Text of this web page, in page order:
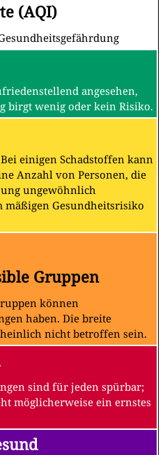
(AQI)
angesehen,
birgt wenig oder kein Risiko.
einigen Schadstoffen kann
Anzahl von Personen, die
ungewöhnlich
Gesundheitsrisiko
Gruppen
können
haben. Die breite
nicht betroffen sein.
sind für jeden spürbar;
möglicherweise ein ernstes